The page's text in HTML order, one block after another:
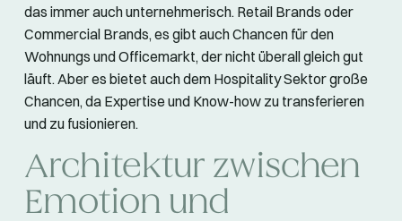
das immer auch unternehmerisch. Retail Brands oder
Commercial Brands, es gibt auch Chancen für den
Wohnungs und Officemarkt, der nicht überall gleich gut
läuft. Aber es bietet auch dem Hospitality Sektor große
Chancen, da Expertise und Know-how zu transferieren
und zu fusionieren.
Architektur zwischen
Emotion und